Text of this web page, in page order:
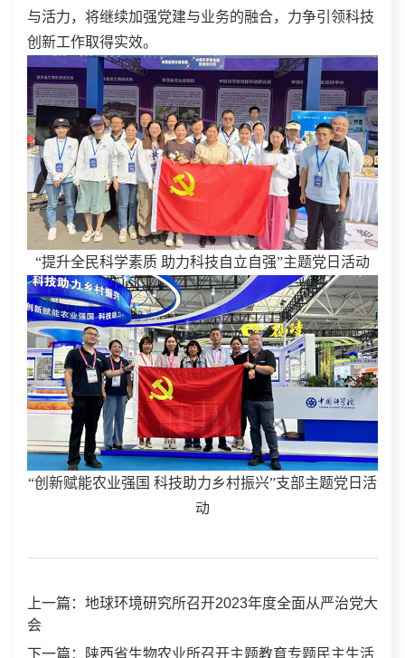
与活力，将继续加强党建与业务的融合，力争引领科技
创新工作取得实效。
“提升全民科学素质 助力科技自立自强”主题党日活动
“创新赋能农业强国 科技助力乡村振兴”支部主题党日活
动
上一篇：地球环境研究所召开2023年度全面从严治党大
会
下一篇：陕西省生物农业所召开主题教育专题民主生活